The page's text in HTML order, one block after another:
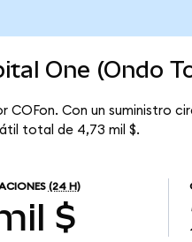
One (Ondo
Con un suministro
total de 4,73 mil $.
(24 H)
$